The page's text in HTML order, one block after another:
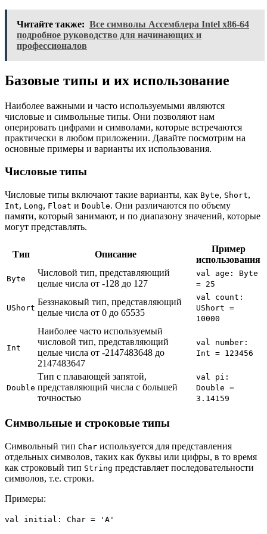
Читайте также: Все символы Ассемблера Intel x86-64
подробное руководство для начинающих и
профессионалов
Базовые типы и их использование
Наиболее важными и часто используемыми являются
числовые и символьные типы. Они позволяют нам
оперировать цифрами и символами, которые встречаются
практически в любом приложении. Давайте посмотрим на
основные примеры и варианты их использования.
Числовые типы
Числовые типы включают такие варианты, как Byte, Short,
Int, Long, Float и Double. Они различаются по объему
памяти, который занимают, и по диапазону значений, которые
могут представлять.
Тип Описание
Пример
использования
Byte
Числовой тип, представляющий
целые числа от -128 до 127
val age: Byte
= 25
UShort
Беззнаковый тип, представляющий
целые числа от 0 до 65535
val count:
UShort =
10000
Int
Наиболее часто используемый
числовой тип, представляющий
целые числа от -2147483648 до
2147483647
val number:
Int = 123456
Double
Тип с плавающей запятой,
представляющий числа с большей
точностью
val pi:
Double =
3.14159
Символьные и строковые типы
Символьный тип Char используется для представления
отдельных символов, таких как буквы или цифры, в то время
как строковый тип String представляет последовательности
символов, т.е. строки.
Примеры:
val initial: Char = 'A'